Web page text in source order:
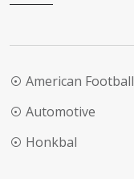
American Football
Automotive
Honkbal